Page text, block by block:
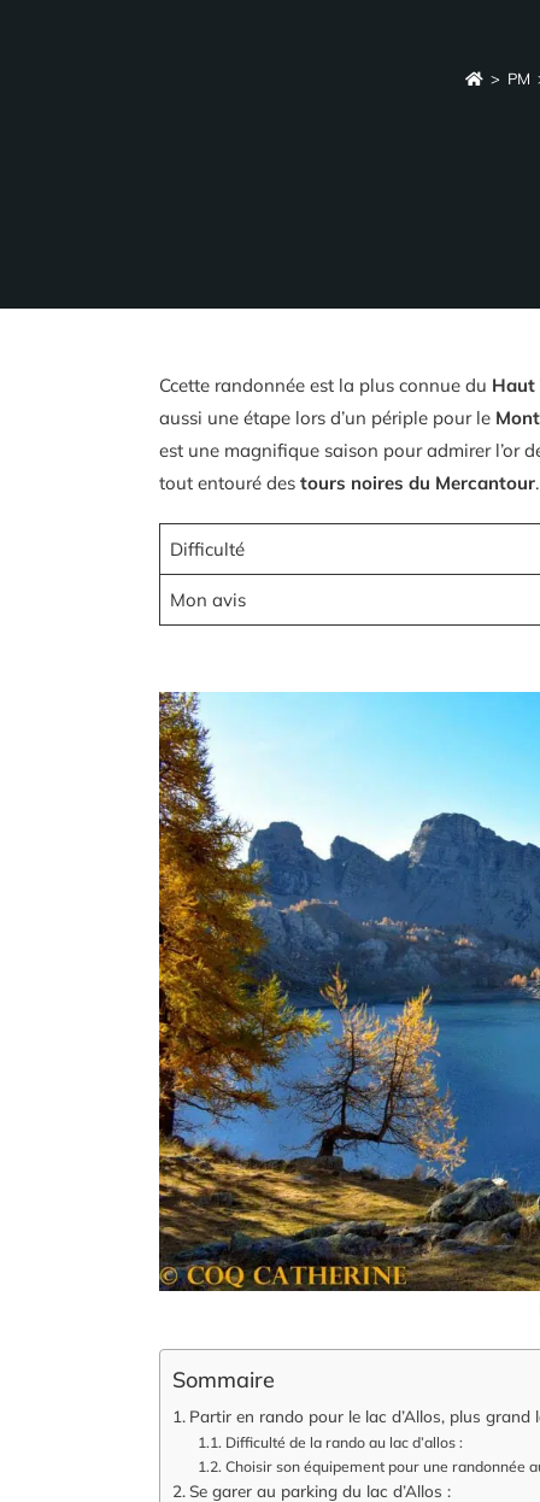
> PM
Ccette randonnée est la plus connue du Haut
aussi une étape lors d’un périple pour le
est une magnifique saison pour admirer l’or
tout entouré des tours noires du Mercantour
Difficulté
Mon avis
Sommaire
Partir en rando pour le lac d’Allos, plus grand
Difficulté de la rando au lac d’allos :
Choisir son équipement pour une randonnée
Se garer au parking du lac d’Allos :